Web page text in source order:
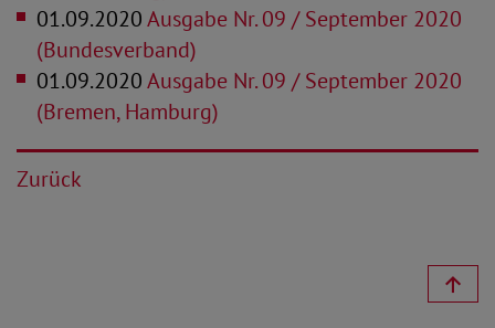
01.09.2020Ausgabe Nr. 09 / September 2020
(Bundesverband)
01.09.2020Ausgabe Nr. 09 / September 2020
(Bremen, Hamburg)
Zurück